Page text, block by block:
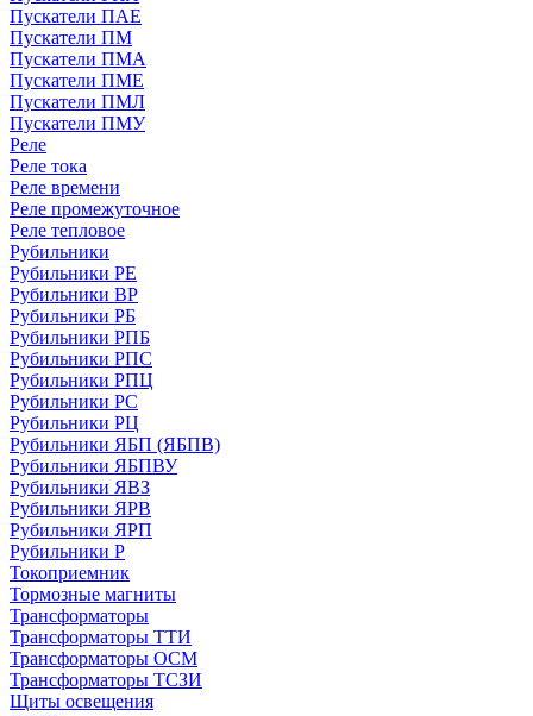
Пускатели ПАЕ
Пускатели ПМ
Пускатели ПМА
Пускатели ПМЕ
Пускатели ПМЛ
Пускатели ПМУ
Реле
Реле тока
Реле времени
Реле промежуточное
Реле тепловое
Рубильники
Рубильники РЕ
Рубильники ВР
Рубильники РБ
Рубильники РПБ
Рубильники РПС
Рубильники РПЦ
Рубильники РС
Рубильники РЦ
Рубильники ЯБП (ЯБПВ)
Рубильники ЯБПВУ
Рубильники ЯВЗ
Рубильники ЯРВ
Рубильники ЯРП
Рубильники Р
Токоприемник
Тормозные магниты
Трансформаторы
Трансформаторы ТТИ
Трансформаторы ОСМ
Трансформаторы ТСЗИ
Щиты освещения